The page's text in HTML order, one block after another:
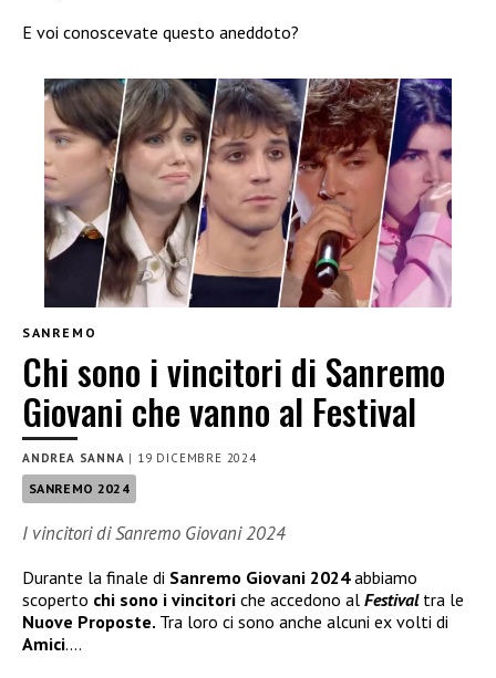
E voi conoscevate questo aneddoto?
SANREMO
Chi sono i vincitori di Sanremo
Giovani che vanno al Festival
ANDREA SANNA | 19 DICEMBRE 2024
SANREMO 2024
I vincitori di Sanremo Giovani 2024
Durante la finale di Sanremo Giovani 2024abbiamo
scoperto chi sono i vincitori che accedono al Festival tra le
Nuove Proposte. Tra loro ci sono anche alcuni ex volti di
Amici….